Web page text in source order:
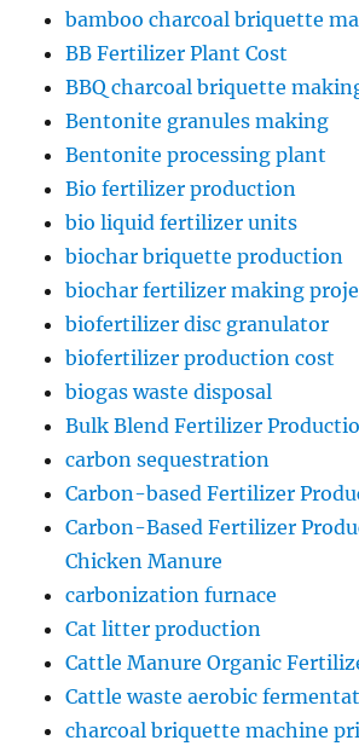
bamboo charcoal briquette
BB Fertilizer Plant Cost
BBQ charcoal briquette
Bentonite granules making
Bentonite processing plant
Bio fertilizer production
bio liquid fertilizer units
biochar briquette production
biochar fertilizer making
biofertilizer disc granulator
biofertilizer production cost
biogas waste disposal
Bulk Blend Fertilizer
carbon sequestration
Carbon-based Fertilizer
Carbon-Based Fertilizer
Chicken Manure
carbonization furnace
Cat litter production
Cattle Manure Organic
Cattle waste aerobic
charcoal briquette machine